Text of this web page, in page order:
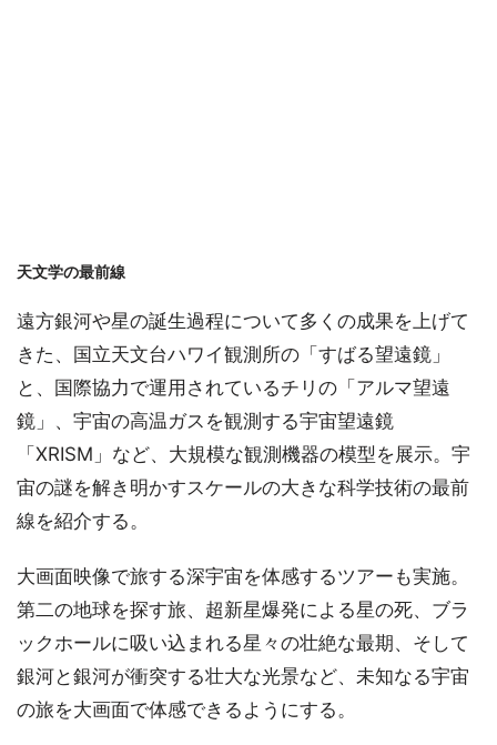
天文学の最前線
遠方銀河や星の誕生過程について多くの成果を上げて
きた、国立天文台ハワイ観測所の「すばる望遠鏡」
と、国際協力で運用されているチリの「アルマ望遠
鏡」、宇宙の高温ガスを観測する宇宙望遠鏡
「XRISM」など、大規模な観測機器の模型を展示。宇
宙の謎を解き明かすスケールの大きな科学技術の最前
線を紹介する。
大画面映像で旅する深宇宙を体感するツアーも実施。
第二の地球を探す旅、超新星爆発による星の死、ブラ
ックホールに吸い込まれる星々の壮絶な最期、そして
銀河と銀河が衝突する壮大な光景など、未知なる宇宙
の旅を大画面で体感できるようにする。